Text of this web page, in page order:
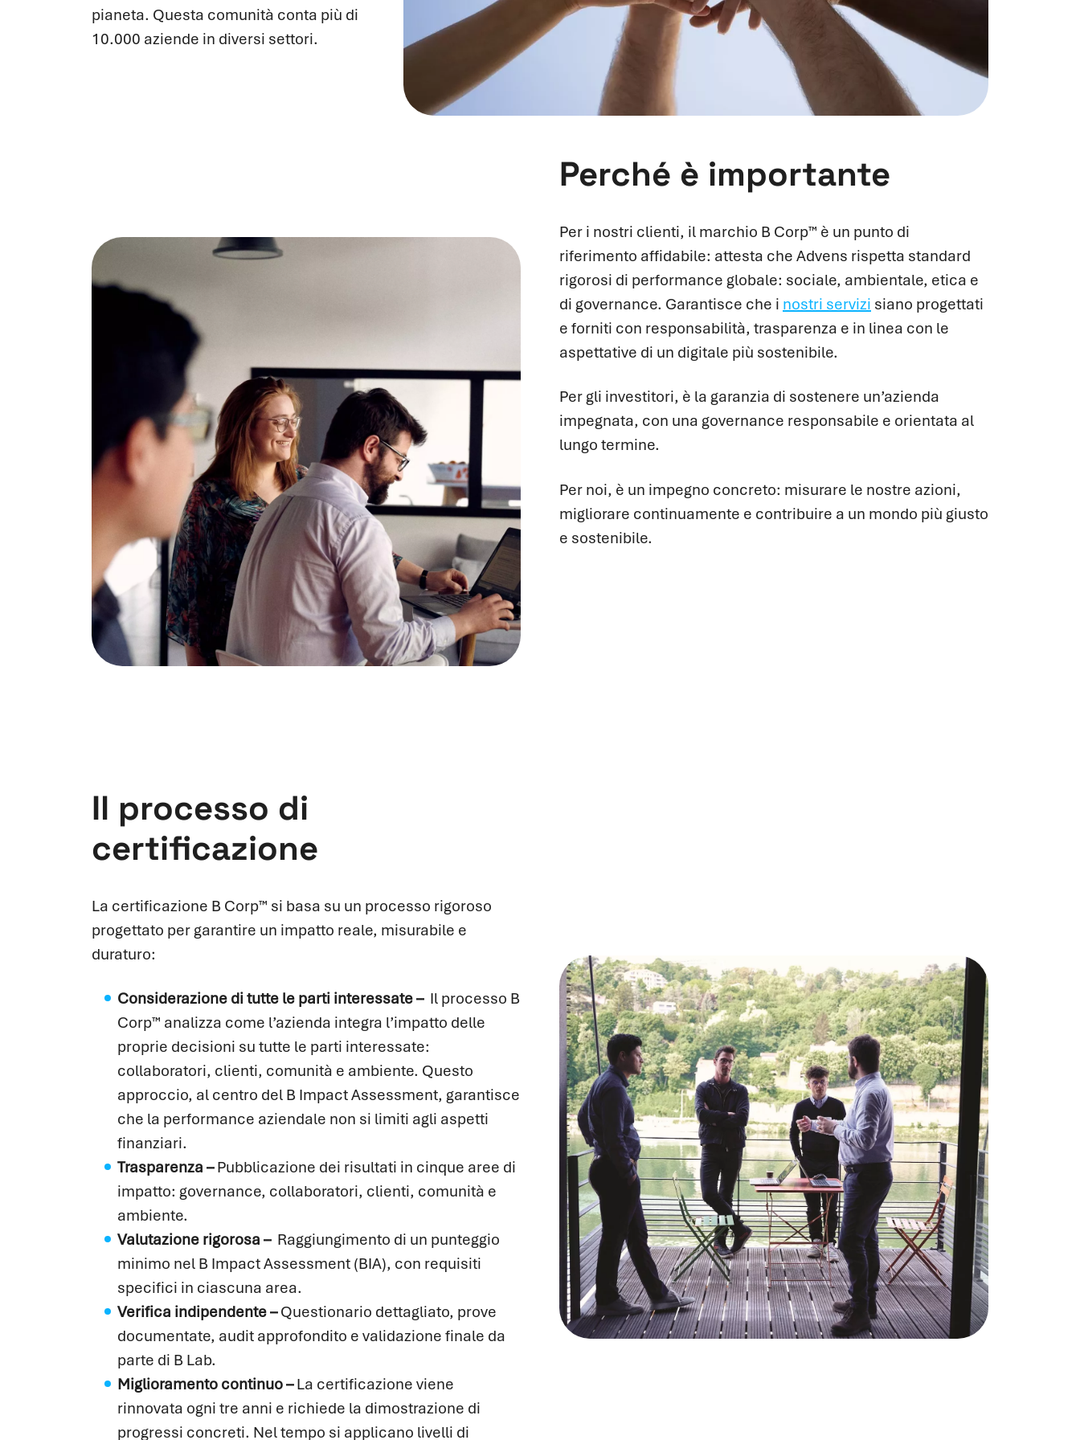
pianeta. Questa comunità conta più di
10.000 aziende in diversi settori.
Perché è importante
Per i nostri clienti, il marchio B Corp™ è un punto di
riferimento affidabile: attesta che Advens rispetta standard
rigorosi di performance globale: sociale, ambientale, etica e
di governance. Garantisce che i nostri servizi siano progettati
e forniti con responsabilità, trasparenza e in linea con le
aspettative di un digitale più sostenibile.
Per gli investitori, è la garanzia di sostenere un’azienda
impegnata, con una governance responsabile e orientata al
lungo termine.
Per noi, è un impegno concreto: misurare le nostre azioni,
migliorare continuamente e contribuire a un mondo più giusto
e sostenibile.
Il processo di
certificazione
La certificazione B Corp™ si basa su un processo rigoroso
progettato per garantire un impatto reale, misurabile e
duraturo:
Considerazione di tutte le parti interessate – Il processo B
Corp™ analizza come l’azienda integra l’impatto delle
proprie decisioni su tutte le parti interessate:
collaboratori, clienti, comunità e ambiente. Questo
approccio, al centro del B Impact Assessment, garantisce
che la performance aziendale non si limiti agli aspetti
finanziari.
Trasparenza –Pubblicazione dei risultati in cinque aree di
impatto: governance, collaboratori, clienti, comunità e
ambiente.
Valutazione rigorosa – Raggiungimento di un punteggio
minimo nel B Impact Assessment (BIA), con requisiti
specifici in ciascuna area.
Verifica indipendente –Questionario dettagliato, prove
documentate, audit approfondito e validazione finale da
parte di B Lab.
Miglioramento continuo –La certificazione viene
rinnovata ogni tre anni e richiede la dimostrazione di
progressi concreti. Nel tempo si applicano livelli di